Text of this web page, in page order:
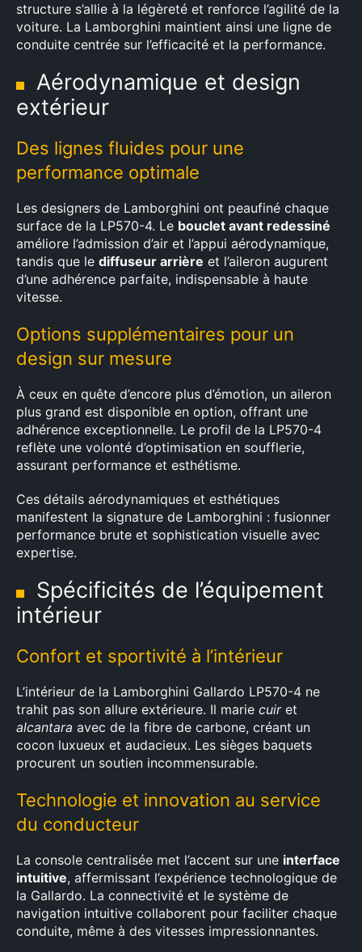
structure s’allie à la légèreté et renforce l’agilité de la
voiture. La Lamborghini maintient ainsi une ligne de
conduite centrée sur l’efficacité et la performance.
Aérodynamique et design
extérieur
Des lignes fluides pour une
performance optimale
Les designers de Lamborghini ont peaufiné chaque
surface de la LP570-4. Le bouclet avant redessiné
améliore l’admission d’air et l’appui aérodynamique,
tandis que le diffuseur arrière et l’aileron augurent
d’une adhérence parfaite, indispensable à haute
vitesse.
Options supplémentaires pour un
design sur mesure
À ceux en quête d’encore plus d’émotion, un aileron
plus grand est disponible en option, offrant une
adhérence exceptionnelle. Le profil de la LP570-4
reflète une volonté d’optimisation en soufflerie,
assurant performance et esthétisme.
Ces détails aérodynamiques et esthétiques
manifestent la signature de Lamborghini : fusionner
performance brute et sophistication visuelle avec
expertise.
Spécificités de l’équipement
intérieur
Confort et sportivité à l’intérieur
L’intérieur de la Lamborghini Gallardo LP570-4 ne
trahit pas son allure extérieure. Il marie cuiret
alcantara avec de la fibre de carbone, créant un
cocon luxueux et audacieux. Les sièges baquets
procurent un soutien incommensurable.
Technologie et innovation au service
du conducteur
La console centralisée met l’accent sur une interface
intuitive, affermissant l’expérience technologique de
la Gallardo. La connectivité et le système de
navigation intuitive collaborent pour faciliter chaque
conduite, même à des vitesses impressionnantes.
Rechercher
: